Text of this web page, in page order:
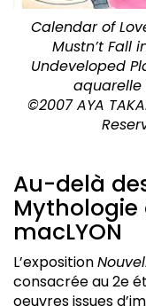
Calendar of
Mustn’t Fall
Undeveloped
aquarelle
©2007 AYA
Au-delà
Mythologie
macLYON
L’exposition
consacrée au 2e
oeuvres issues